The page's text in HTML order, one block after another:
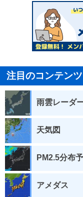
注目のコンテンツ
雨雲レーダ
天気図
PM2.5分布
アメダス